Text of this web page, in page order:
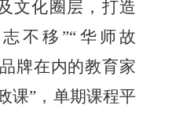
文化圈层，打造
不移”“华师故
牌在内的教育家
课”，单期课程平